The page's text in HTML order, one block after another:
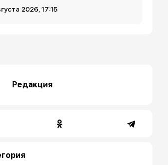
2026, 17:15
Редакция